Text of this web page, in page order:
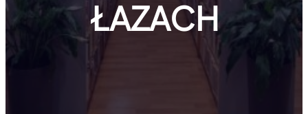
ŁAZACH